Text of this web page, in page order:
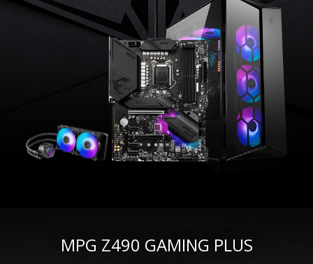
MPG Z490 GAMING PLUS